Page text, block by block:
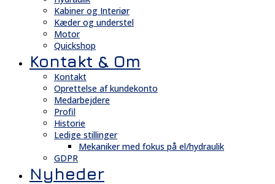
Kabiner og Interiør
Kæder og understel
Motor
Quickshop
Kontakt & Om
Kontakt
Oprettelse af kundekonto
Medarbejdere
Profil
Historie
Ledige stillinger
Mekaniker med fokus på el/hydraulik
GDPR
Nyheder